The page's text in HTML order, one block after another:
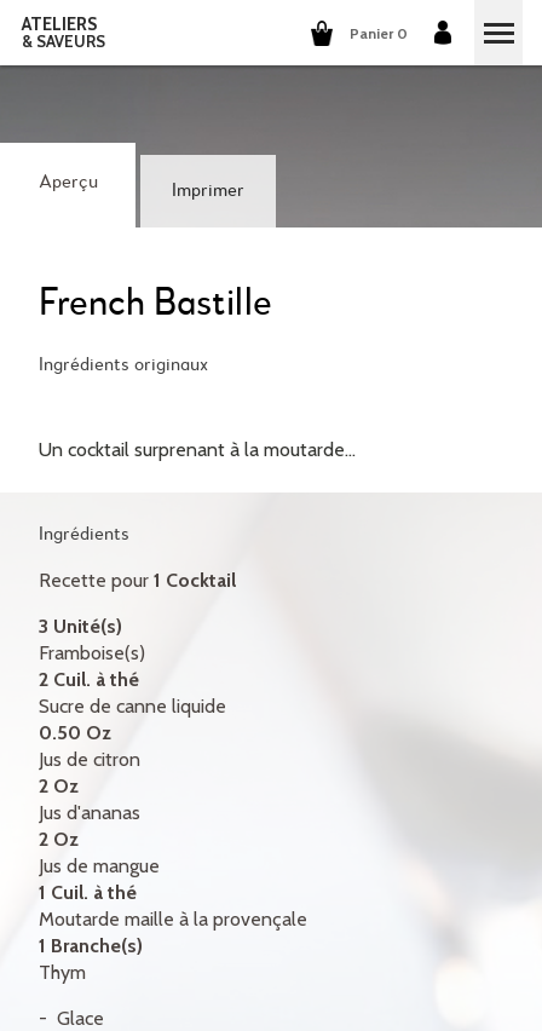
ATELIERS
& SAVEURS Panier 0
COURS DE COCKTAILS
DÉGUSTATIONS DE VINS
GROUPES ET ENTREPRISES
QUI SOMMES-NOUS?
LES COCKTAILS
CERTIFICATS-CADEAUX
ENGLISH
Aperçu Imprimer
French Bastille
Ingrédients originaux
Un cocktail surprenant à la moutarde...
Ingrédients
Recette pour 1 Cocktail
3 Unité(s)
Framboise(s)
2 Cuil. à thé
Sucre de canne liquide
0.50 Oz
Jus de citron
2 Oz
Jus d'ananas
2 Oz
Jus de mangue
1 Cuil. à thé
Moutarde maille à la provençale
1 Branche(s)
Thym
Glace